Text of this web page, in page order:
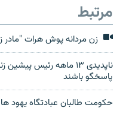
مرتبط
زن مردانه پوش هرات "مادر
ناپدیدی ۱۳ ماهه رئیس
پاسخگو باشند
حکومت طالبان عبادتگاه یهود